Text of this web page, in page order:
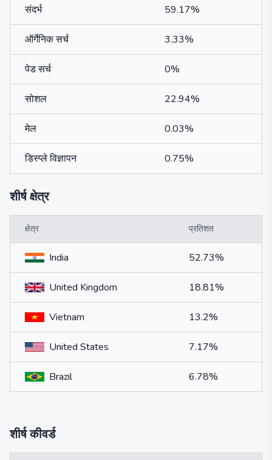
संदर्भ 59.17%
ऑर्गेनिक सर्च 3.33%
पेड सर्च 0%
सोशल 22.94%
मेल 0.03%
डिस्प्ले विज्ञापन 0.75%
शीर्ष क्षेत्र
क्षेत्र प्रतिशत
India 52.73%
United Kingdom 18.81%
Vietnam 13.2%
United States 7.17%
Brazil 6.78%
शीर्ष कीवर्ड